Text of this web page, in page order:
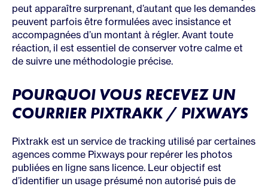
peut apparaître surprenant, d’autant que les demandes
peuvent parfois être formulées avec insistance et
accompagnées d’un montant à régler. Avant toute
réaction, il est essentiel de conserver votre calme et
de suivre une méthodologie précise.
POURQUOI VOUS RECEVEZ UN
COURRIER PIXTRAKK / PIXWAYS
Pixtrakk est un service de tracking utilisé par certaines
agences comme Pixways pour repérer les photos
publiées en ligne sans licence. Leur objectif est
d’identifier un usage présumé non autorisé puis de